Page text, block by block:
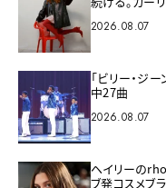
2026.08.07
「ビリー・ジ
中27曲
2026.08.07
ヘイリーの
ブ発コスメブ